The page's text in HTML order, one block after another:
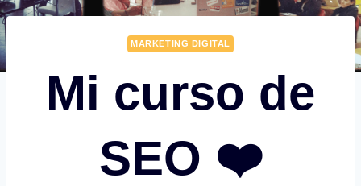
MARKETING DIGITAL
Mi curso de
SEO ❤️